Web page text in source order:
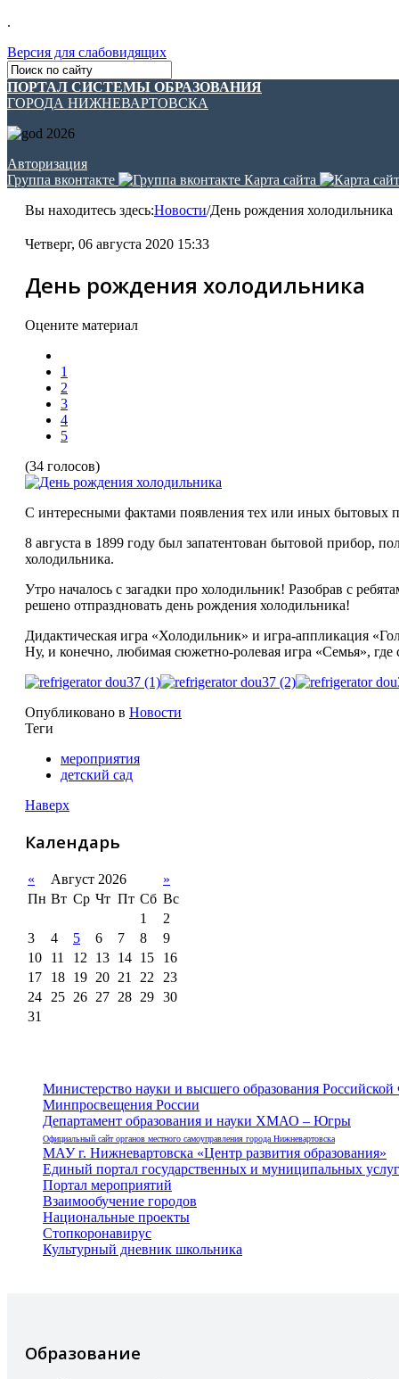
.
Версия для слабовидящих
ПОРТАЛ СИСТЕМЫ ОБРАЗОВАНИЯ
ГОРОДА НИЖНЕВАРТОВСКА
Авторизация
Группа вконтакте
Карта сайта
Вы находитесь здесь:Новости/День рождения холодильника
Четверг, 06 августа 2020 15:33
День рождения холодильника
Оцените материал
1
2
3
4
5
(34 голосов)
С интересными фактами появления тех или иных бытовых
8 августа в 1899 году был запатентован бытовой прибор,
холодильника.
Утро началось с загадки про холодильник! Разобрав с
решено отпраздновать день рождения холодильника!
Дидактическая игра «Холодильник» и игра-аппликация
Ну, и конечно, любимая сюжетно-ролевая игра «Семья»,
Опубликовано в Новости
Теги
мероприятия
детский сад
Наверх
Календарь
« Август 2026
»
Пн Вт Ср Чт Пт Сб Вс
1
2
3
4 5 6 7 8
9
10
11 12 13 14 15
16
17
18 19 20 21 22
23
24
25 26 27 28 29 30
31
Министерство науки и высшего образования
Минпросвещения России
Департамент образования и науки ХМАО – Югры
Официальный сайт органов местного самоуправления города Нижневартовска
МАУ г. Нижневартовска «Центр развития образования»
Единый портал государственных и муниципальных услуг
Портал мероприятий
Взаимообучение городов
Национальные проекты
Стопкоронавирус
Культурный дневник школьника
Образование